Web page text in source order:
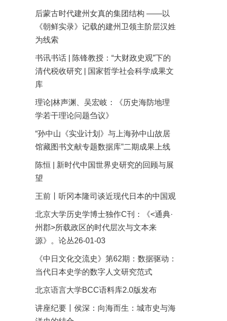
后蒙古时代建州女真的集团结构 ——以
《朝鲜实录》记载的建州卫领主阶层汉姓
为线索
书讯书话 | 陈锋教授：“大财政史观”下的
清代税收研究 | 国家哲学社会科学成果文
库
理论|林声渊、吴宏岐：《历史海防地理
学若干理论问题刍议》
“孙中山《实业计划》与上海孙中山故居
馆藏图书文献专题数据库”二期成果上线
陈恒 | 新时代中国世界史研究的回顾与展
望
王前丨听冈本隆司谈近现代日本的中国观
北京大学历史学博士独作C刊：《<通典·
州郡>所载政区的时代层次与文本来
源》。论丛26-01-03
《中日文化交流史》第62期：数据驱动：
当代日本史学的数字人文研究范式
北京语言大学BCC语料库2.0版发布
讲座纪要丨侯深：向海而生：城市史与海